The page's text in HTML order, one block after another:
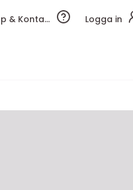
Hjälp & Kontakt Logga in